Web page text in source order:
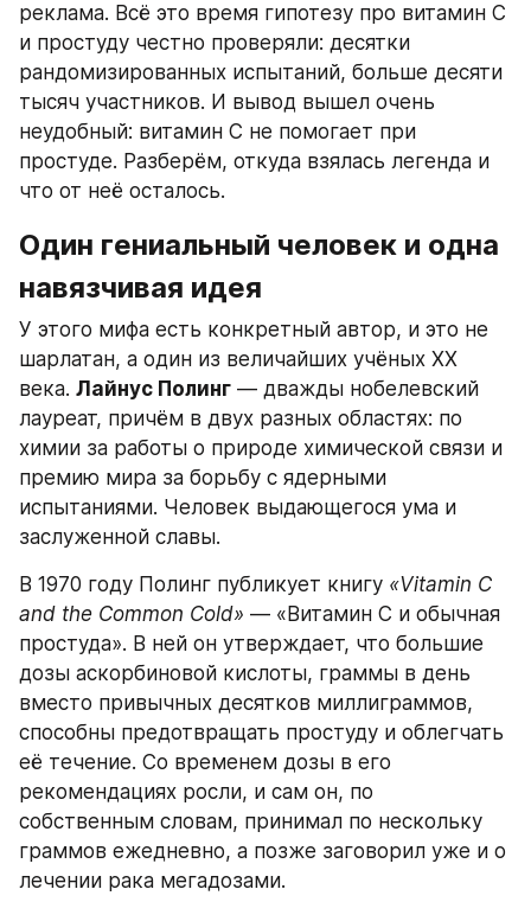
реклама. Всё это время гипотезу про витамин C
и простуду честно проверяли: десятки
рандомизированных испытаний, больше десяти
тысяч участников. И вывод вышел очень
неудобный: витамин С не помогает при
простуде. Разберём, откуда взялась легенда и
что от неё осталось.
Один гениальный человек и одна
навязчивая идея
У этого мифа есть конкретный автор, и это не
шарлатан, а один из величайших учёных XX
века. Лайнус Полинг — дважды нобелевский
лауреат, причём в двух разных областях: по
химии за работы о природе химической связи и
премию мира за борьбу с ядерными
испытаниями. Человек выдающегося ума и
заслуженной славы.
В 1970 году Полинг публикует книгу «Vitamin C
and the Common Cold» — «Витамин C и обычная
простуда». В ней он утверждает, что большие
дозы аскорбиновой кислоты, граммы в день
вместо привычных десятков миллиграммов,
способны предотвращать простуду и облегчать
её течение. Со временем дозы в его
рекомендациях росли, и сам он, по
собственным словам, принимал по нескольку
граммов ежедневно, а позже заговорил уже и о
лечении рака мегадозами.